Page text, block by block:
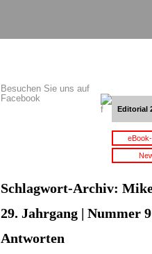
Besuchen Sie uns auf
Facebook
Editorial
Schlagwort-Archiv:
29. Jahrgang | Nummer
Antworten